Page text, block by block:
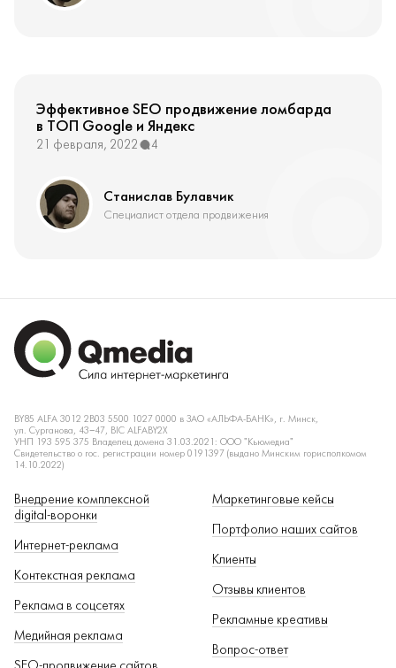
Эффективное SEO продвижение ломбарда
в ТОП Google и Яндекс
21 февраля, 2022 4
Станислав Булавчик
Специалист отдела продвижения
BY85 ALFA 3012 2B03 5500 1027 0000 в ЗАО «АЛЬФА-БАНК», г. Минск,
ул. Сурганова, 43−47, BIC ALFABY2X
УНП 193 595 375 Владелец домена 31.03.2021: ООО "Кьюмедиа"
Свидетельство о гос. регистрации номер 0191397 (выдано Минским горисполкомом
14.10.2022)
Внедрение комплексной
digital-воронки
Интернет-реклама
Контекстная реклама
Реклама в соцсетях
Медийная реклама
Маркетинговые кейсы
Портфолио наших сайтов
Клиенты
Отзывы клиентов
Рекламные креативы
Вопрос-ответ